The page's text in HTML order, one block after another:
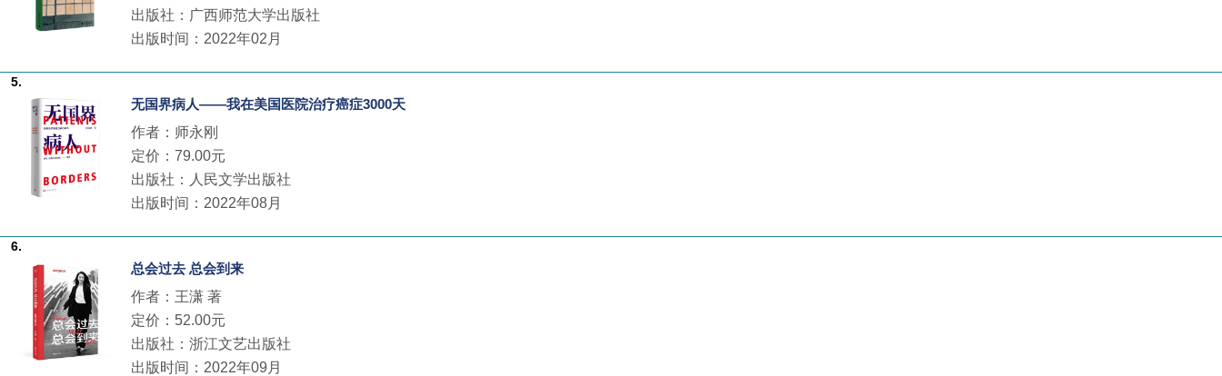
出版社：广西师范大学出版社
出版时间：2022年02月
5.
无国界病人——我在美国医院治疗癌症3000天
作者：师永刚
定价：79.00元
出版社：人民文学出版社
出版时间：2022年08月
6.
总会过去 总会到来
作者：王潇 著
定价：52.00元
出版社：浙江文艺出版社
出版时间：2022年09月